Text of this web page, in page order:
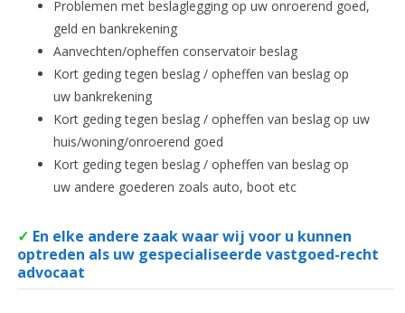
Problemen met beslaglegging op uw onroerend goed,
geld en bankrekening
Aanvechten/opheffen conservatoir beslag
Kort geding tegen beslag / opheffen van beslag op
uw bankrekening
Kort geding tegen beslag / opheffen van beslag op uw
huis/woning/onroerend goed
Kort geding tegen beslag / opheffen van beslag op
uw andere goederen zoals auto, boot etc
✓ En elke andere zaak waar wij voor u kunnen
optreden als uw gespecialiseerde vastgoed-recht
advocaat